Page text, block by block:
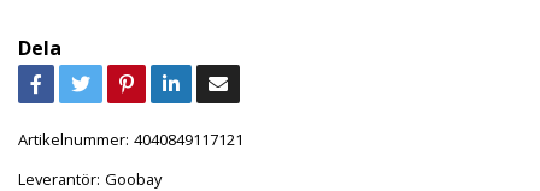
Dela
Artikelnummer: 4040849117121
Leverantör: Goobay